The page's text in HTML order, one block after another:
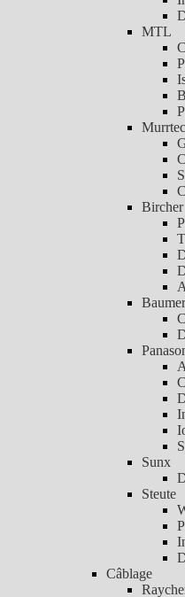
MTL
Bircher
Baumer
Sunx
Steute
Câblage